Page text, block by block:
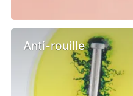
Anti-rouille